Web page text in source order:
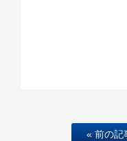
« 前の記